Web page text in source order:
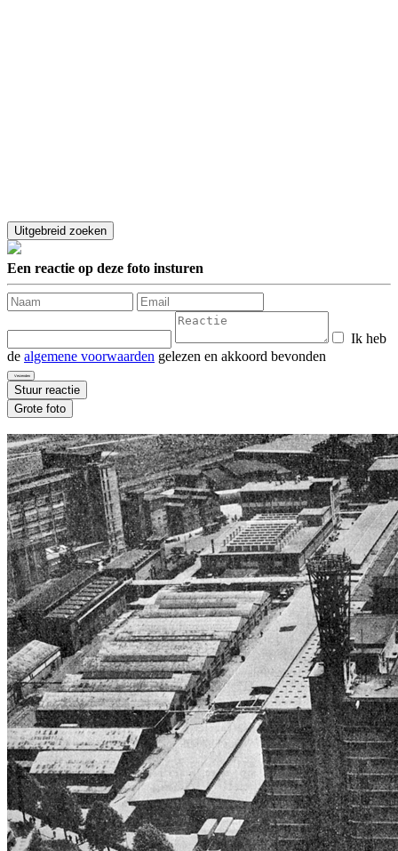
Een reactie op deze foto insturen
Ik heb
de algemene voorwaarden gelezen en akkoord bevonden